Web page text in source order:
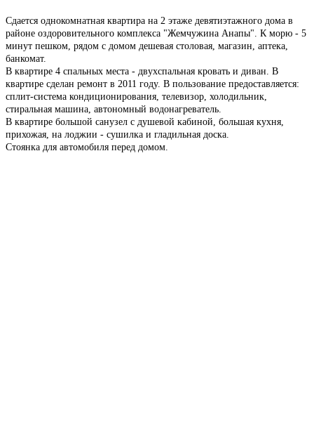
Сдается однокомнатная квартира на 2 этаже девятиэтажного дома в
районе оздоровительного комплекса "Жемчужина Анапы". К морю - 5
минут пешком, рядом с домом дешевая столовая, магазин, аптека,
банкомат.
В квартире 4 спальных места - двухспальная кровать и диван. В
квартире сделан ремонт в 2011 году. В пользование предоставляется:
сплит-система кондиционирования, телевизор, холодильник,
стиральная машина, автономный водонагреватель.
В квартире большой санузел с душевой кабиной, большая кухня,
прихожая, на лоджии - сушилка и гладильная доска.
Стоянка для автомобиля перед домом.